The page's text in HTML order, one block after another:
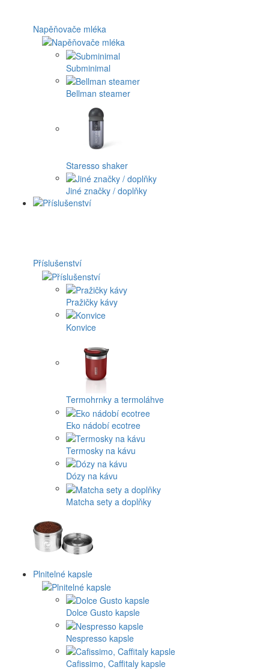
Napěňovače mléka
Subminimal
Bellman steamer
Staresso shaker
Jiné značky / doplňky
Příslušenství
Pražičky kávy
Konvice
Termohrnky a termoláhve
Eko nádobí ecotree
Termosky na kávu
Dózy na kávu
Matcha sety a doplňky
Plnitelné kapsle
Dolce Gusto kapsle
Nespresso kapsle
Cafissimo, Caffitaly kapsle